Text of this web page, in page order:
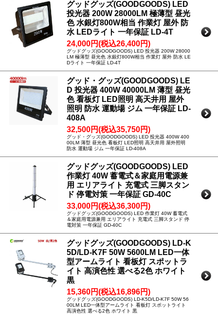
グッドグッズ(GOODGOODS) LED
投光器 200W 28000LM 極薄型 昼光
色 水銀灯800W相当 作業灯 屋外 防
水 LEDライト 一年保証 LD-4T
24,000円(税込26,400円)
グッドグッズ(GOODGOODS) LED 投光器 200W 28000
LM 極薄型 昼光色 水銀灯800W相当 作業灯 屋外 防水 LE
Dライト 一年保証 LD-4T
グッド・グッズ(GOODGOODS) LE
D 投光器 400W 40000LM 薄型 昼光
色 看板灯 LED照明 高天井用 屋外
照明 防水 運動場 ジム 一年保証 LD-
408A
32,500円(税込35,750円)
グッド・グッズ(GOODGOODS) LED 投光器 400W 400
00LM 薄型 昼光色 看板灯 LED照明 高天井用 屋外照明
防水 運動場 ジム 一年保証 LD-408A
グッドグッズ(GOODGOODS) LED
作業灯 40W 蓄電式＆家庭用電源兼
用 エリアライト 充電式 三脚スタン
ド 停電対策 一年保証 GD-40C
33,000円(税込36,300円)
グッドグッズ(GOODGOODS) LED 作業灯 40W 蓄電式
＆家庭用電源兼用 エリアライト 充電式 三脚スタンド 停
電対策 一年保証 GD-40C
グッドグッズ(GOODGOODS) LD-K
5D/LD-K7F 50W 5600LM LED一体
型アームライト 看板灯 スポットラ
イト 高演色性 選べる2色 ホワイト
黒
15,360円(税込16,896円)
グッドグッズ(GOODGOODS) LD-K5D/LD-K7F 50W 56
00LM LED一体型アームライト 看板灯 スポットライト
高演色性 選べる2色 ホワイト 黒